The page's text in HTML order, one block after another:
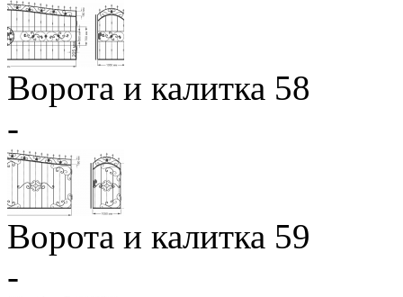
Ворота и калитка 58
-
Ворота и калитка 59
-